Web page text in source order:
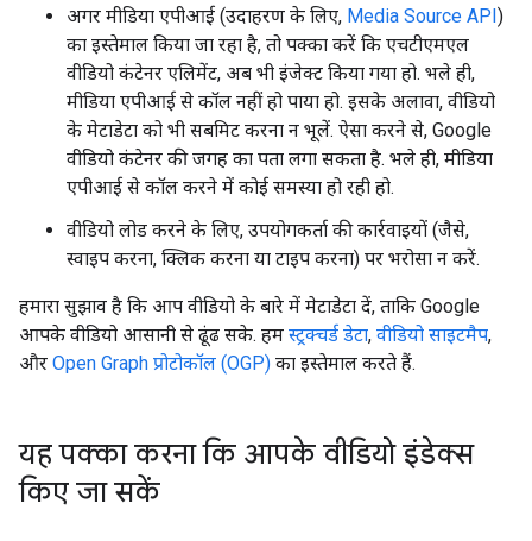
अगर मीडिया एपीआई (उदाहरण के लिए, Media Source API)
का इस्तेमाल किया जा रहा है, तो पक्का करें कि एचटीएमएल
वीडियो कंटेनर एलिमेंट, अब भी इंजेक्ट किया गया हो. भले ही,
मीडिया एपीआई से कॉल नहीं हो पाया हो. इसके अलावा, वीडियो
के मेटाडेटा को भी सबमिट करना न भूलें. ऐसा करने से, Google
वीडियो कंटेनर की जगह का पता लगा सकता है. भले ही, मीडिया
एपीआई से कॉल करने में कोई समस्या हो रही हो.
वीडियो लोड करने के लिए, उपयोगकर्ता की कार्रवाइयों (जैसे,
स्वाइप करना, क्लिक करना या टाइप करना) पर भरोसा न करें.
हमारा सुझाव है कि आप वीडियो के बारे में मेटाडेटा दें, ताकि Google
आपके वीडियो आसानी से ढूंढ सके. हम स्ट्रक्चर्ड डेटा, वीडियो साइटमैप,
और Open Graph प्रोटोकॉल (OGP) का इस्तेमाल करते हैं.
यह पक्का करना कि आपके वीडियो इंडेक्स
किए जा सकें